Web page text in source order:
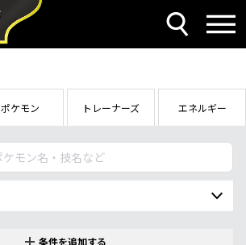
ポケモン トレーナーズ エネルギー
条件を追加する